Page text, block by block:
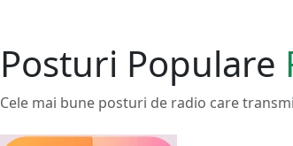
Posturi Populare
Cele mai bune posturi de radio care